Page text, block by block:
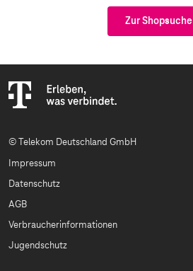
Zur Shopsuche
© Telekom Deutschland GmbH
Impressum
Datenschutz
AGB
Verbraucherinformationen
Jugendschutz